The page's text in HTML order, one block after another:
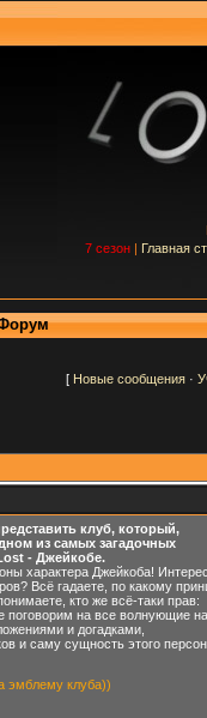
7 сезон | Главная
[ Новые сообщения·
клуб, который,
из самых загадочных
- Джейкобе.
характера Джейкоба!
Всё гадаете, по какому
кто же всё-таки прав:
поговорим на все волнующие
и догадками,
и саму сущность этого
эмблему клуба))